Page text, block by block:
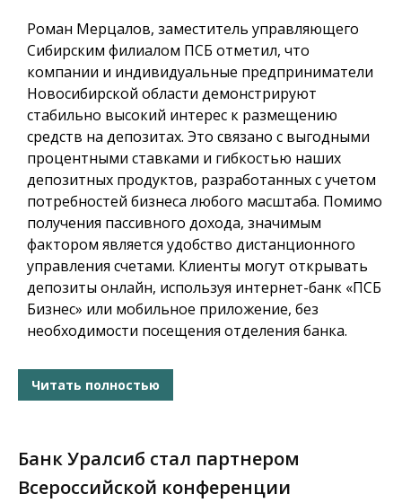
Роман Мерцалов, заместитель управляющего
Сибирским филиалом ПСБ отметил, что
компании и индивидуальные предприниматели
Новосибирской области демонстрируют
стабильно высокий интерес к размещению
средств на депозитах. Это связано с выгодными
процентными ставками и гибкостью наших
депозитных продуктов, разработанных с учетом
потребностей бизнеса любого масштаба. Помимо
получения пассивного дохода, значимым
фактором является удобство дистанционного
управления счетами. Клиенты могут открывать
депозиты онлайн, используя интернет-банк «ПСБ
Бизнес» или мобильное приложение, без
необходимости посещения отделения банка.
Читать полностью
Банк Уралсиб стал партнером
Всероссийской конференции